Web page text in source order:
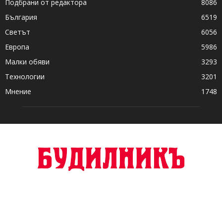
Подбрани от редактора
8086
България
6519
Светът
6056
Европа
5986
Малки обяви
3293
Технологии
3201
Мнение
1748